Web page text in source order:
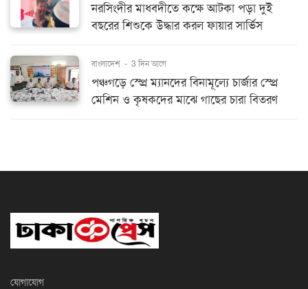
নরসিংদীর মাধবদীতে কক্ষে আটকা পড়া দুই
বছরের শিশুকে উদ্ধার করল ফায়ার সার্ভিস
বাংলাদেশ - 3 দিন আগে
পঞ্চগড়ে স্প্রে ম্যানদের বিনামূল্যে চার্জার স্প্রে
মেশিন ও কৃষকদের মাঝে গাছের চারা বিতরণ
যোগাযোগ